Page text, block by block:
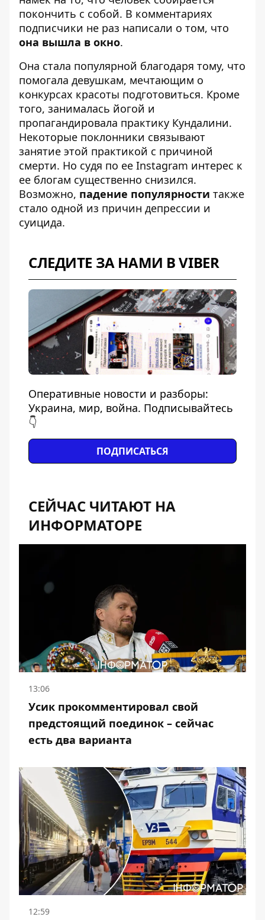
покончить с собой. В комментариях
подписчики не раз написали о том, что
она вышла в окно.
Она стала популярной благодаря тому, что
помогала девушкам, мечтающим о
конкурсах красоты подготовиться. Кроме
того, занималась йогой и
пропагандировала практику Кундалини.
Некоторые поклонники связывают
занятие этой практикой с причиной
смерти. Но судя по ее Instagram интерес к
ее блогам существенно снизился.
Возможно, падение популярности также
стало одной из причин депрессии и
суицида.
СЛЕДИТЕ ЗА НАМИ В VIBER
Оперативные новости и разборы:
Украина, мир, война. Подписывайтесь
👇
ПОДПИСАТЬСЯ
СЕЙЧАС ЧИТАЮТ НА
ИНФОРМАТОРЕ
13:06
Усик прокомментировал свой
предстоящий поединок – сейчас
есть два варианта
12:59